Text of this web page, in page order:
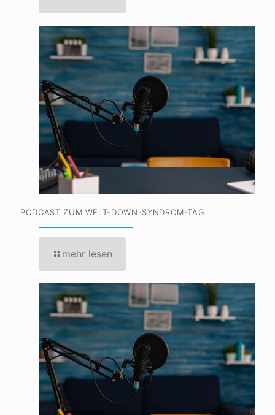
PODCAST ZUM WELT-DOWN-SYNDROM-TAG
mehr lesen